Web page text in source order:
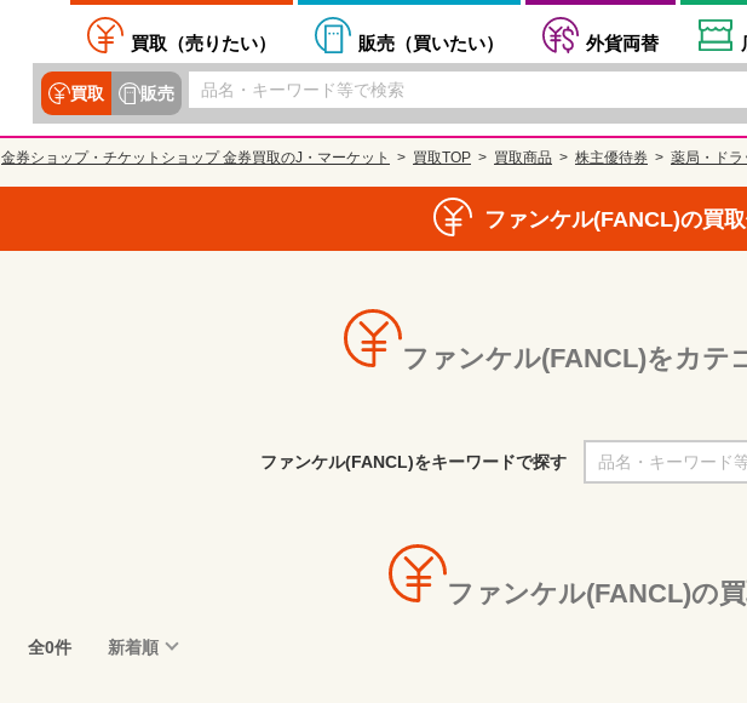
買取（売りたい） 販売（買いたい） 外貨両替
買取 販売
金券ショップ・チケットショップ 金券買取のJ・マーケット 買取TOP 買取商品 株主優待券 薬局・ドラ
ファンケル(FANCL)の買
ファンケル(FANCL)をカテ
ファンケル(FANCL)をキーワードで探す
ファンケル(FANCL)の
全0件 新着順